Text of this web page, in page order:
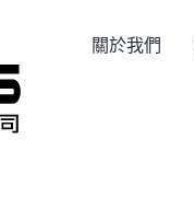
關於我們